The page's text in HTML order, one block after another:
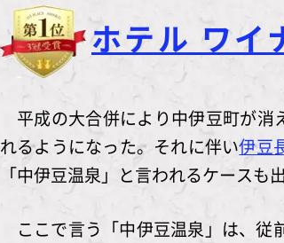
ホテル ワイ
平成の大合併により中伊豆町が
れるようになった。それに伴い伊豆
「中伊豆温泉」と言われるケースも
ここで言う「中伊豆温泉」は、